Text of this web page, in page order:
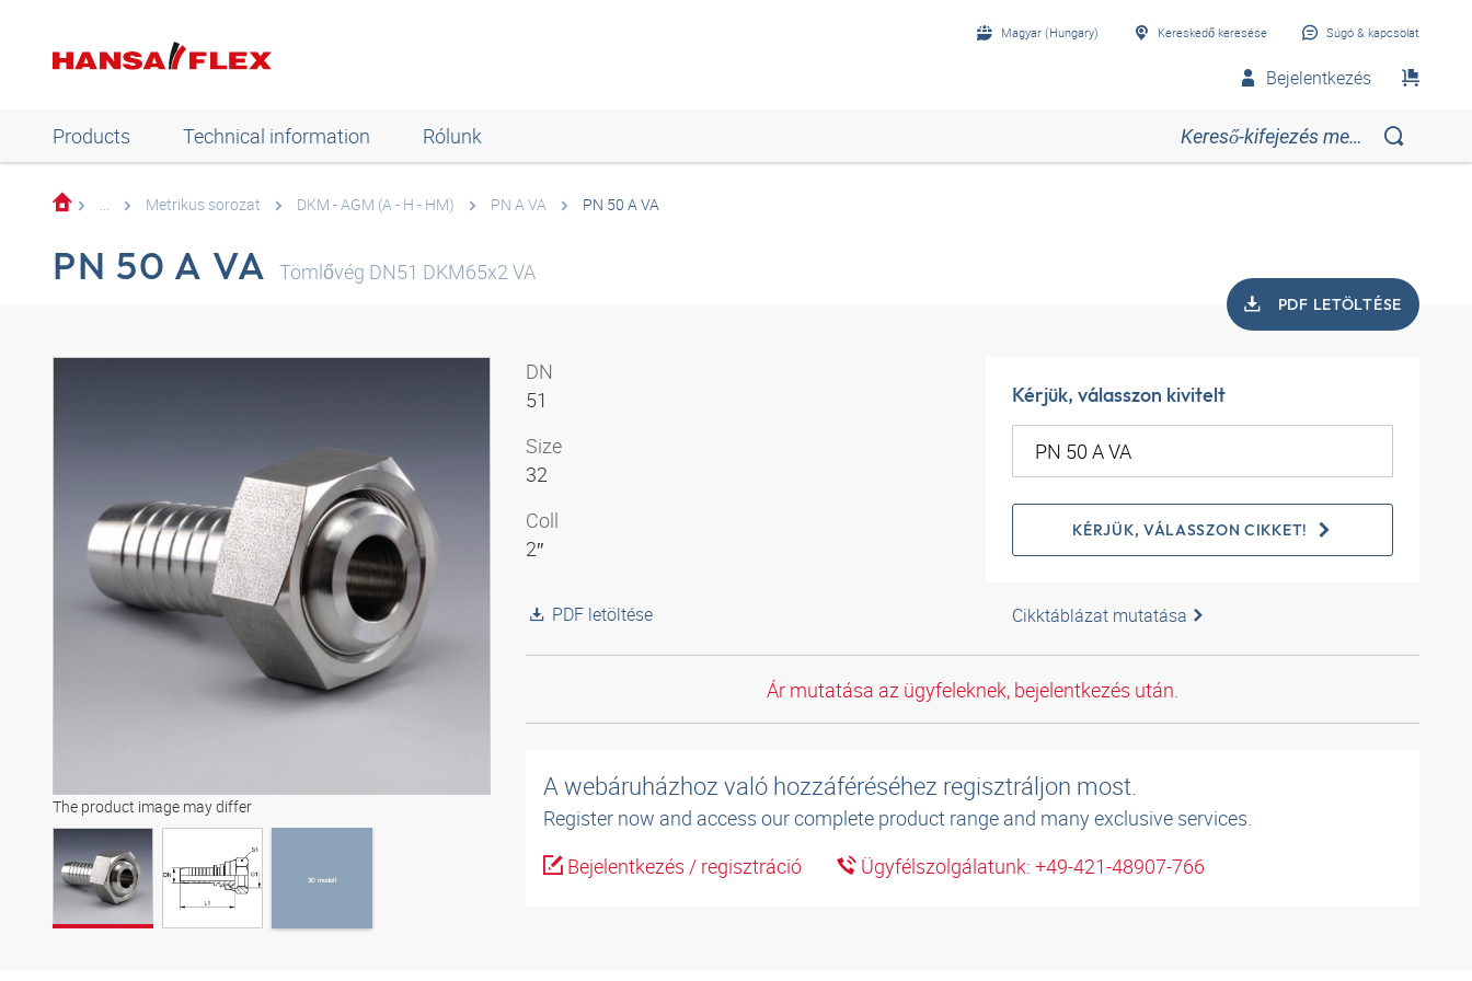
Magyar (Hungary) Kereskedő keresése Súgó & kapcsolat
Bejelentkezés
Products Technical information Rólunk
... Metrikus sorozat DKM - AGM (A - H - HM) PN A VA PN 50 A VA
PN 50 A VA Tömlővég DN51 DKM65x2 VA
PDF LETÖLTÉSE
The product image may differ
3D modell
3D modell
DN
51
Size
32
Coll
2″
PDF letöltése
Kérjük, válasszon kivitelt
KÉRJÜK, VÁLASSZON CIKKET!
Cikktáblázat mutatása
Ár mutatása az ügyfeleknek, bejelentkezés után.
A webáruházhoz való hozzáféréséhez regisztráljon most.
Register now and access our complete product range and many exclusive services.
Bejelentkezés / regisztráció
Ügyfélszolgálatunk: +49-421-48907-766